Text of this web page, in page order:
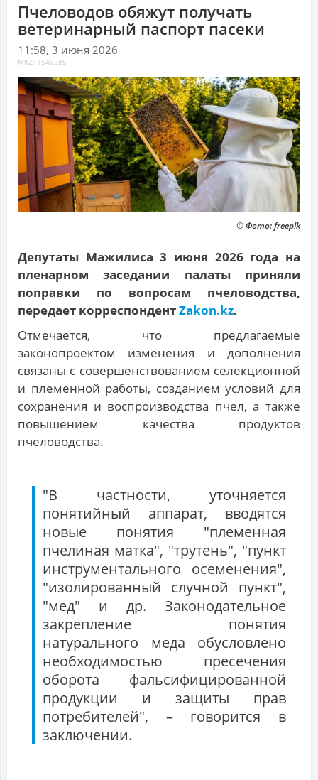
Пчеловодов обяжут получать
ветеринарный паспорт пасеки
11:58, 3 июня 2026
MKZ: 1549285
© Фото: freepik
Депутаты Мажилиса 3 июня 2026 года на
пленарном заседании палаты приняли
поправки по вопросам пчеловодства,
передает корреспондентZakon.kz.
Отмечается, что предлагаемые
законопроектом изменения и дополнения
связаны с совершенствованием селекционной
и племенной работы, созданием условий для
сохранения и воспроизводства пчел, а также
повышением качества продуктов
пчеловодства.
"В частности, уточняется
понятийный аппарат, вводятся
новые понятия "племенная
пчелиная матка", "трутень", "пункт
инструментального осеменения",
"изолированный случной пункт",
"мед" и др. Законодательное
закрепление понятия
натурального меда обусловлено
необходимостью пресечения
оборота фальсифицированной
продукции и защиты прав
потребителей", – говорится в
заключении.